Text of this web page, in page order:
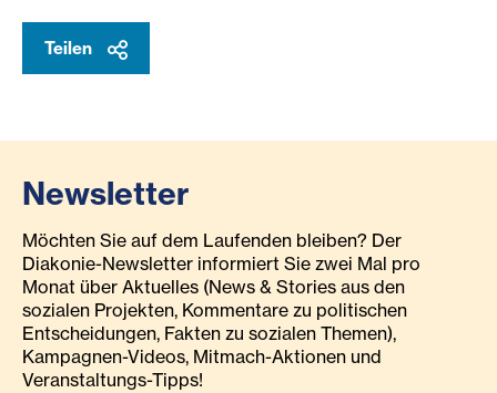
Teilen
Newsletter
Möchten Sie auf dem Laufenden bleiben? Der
Diakonie-Newsletter informiert Sie zwei Mal pro
Monat über Aktuelles (News & Stories aus den
sozialen Projekten, Kommentare zu politischen
Entscheidungen, Fakten zu sozialen Themen),
Kampagnen-Videos, Mitmach-Aktionen und
Veranstaltungs-Tipps!